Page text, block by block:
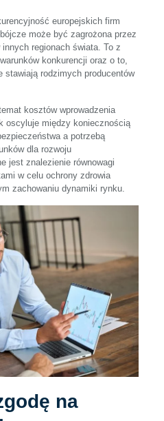
europejskich firm
może być zagrożona przez
regionach świata. To z
konkurencji oraz o to,
rodzimych producentów
kosztów wprowadzenia
oscyluje między koniecznością
a potrzebą
dla rozwoju
jest znalezienie równowagi
w celu ochrony zdrowia
zachowaniu dynamiki rynku.
na